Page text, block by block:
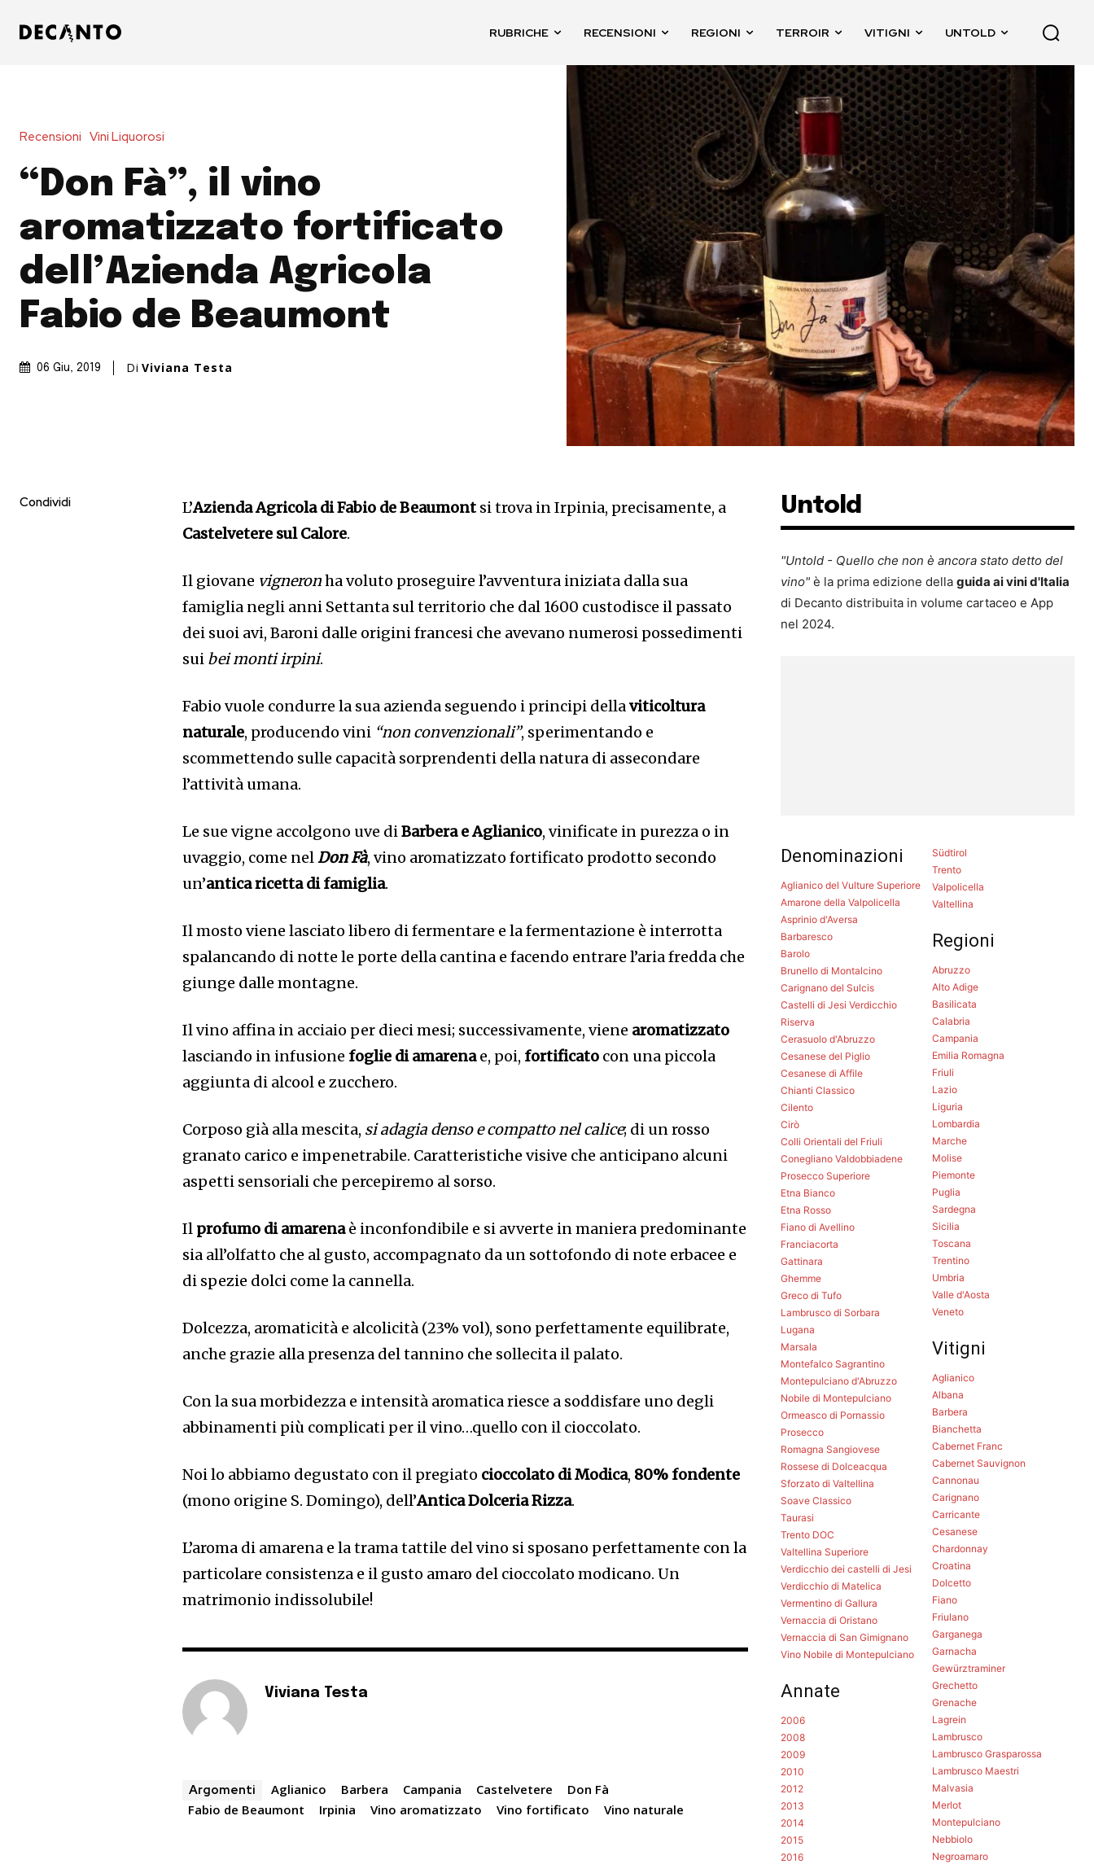
RUBRICHE RECENSIONI REGIONI TERROIR VITIGNI UNTOLD
Recensioni Vini Liquorosi
“Don Fà”, il vino
aromatizzato fortificato
dell’Azienda Agricola
Fabio de Beaumont
06 Giu, 2019 Di Viviana Testa
Condividi L’Azienda Agricola di Fabio de Beaumont si trova in Irpinia, precisamente, a
Castelvetere sul Calore.
Il giovane vigneronha voluto proseguire l’avventura iniziata dalla sua
famiglia negli anni Settanta sul territorio che dal 1600 custodisce il passato
dei suoi avi, Baroni dalle origini francesi che avevano numerosi possedimenti
sui bei monti irpini.
Fabio vuole condurre la sua azienda seguendo i principi dellaviticoltura
naturale, producendo vini “non convenzionali”, sperimentando e
scommettendo sulle capacità sorprendenti della natura di assecondare
l’attività umana.
Le sue vigne accolgono uve diBarbera e Aglianico, vinificate in purezza o in
uvaggio, come nelDon Fà, vino aromatizzato fortificato prodotto secondo
un’antica ricetta di famiglia.
Il mosto viene lasciato libero di fermentare e la fermentazione è interrotta
spalancando di notte le porte della cantina e facendo entrare l’aria fredda che
giunge dalle montagne.
Il vino affina in acciaio per dieci mesi; successivamente, viene aromatizzato
lasciando in infusione foglie di amarenae, poi, fortificato con una piccola
aggiunta di alcool e zucchero.
Corposo già alla mescita, si adagia denso e compatto nel calice; di un rosso
granato carico e impenetrabile. Caratteristiche visive che anticipano alcuni
aspetti sensoriali che percepiremo al sorso.
Il profumo di amarenaè inconfondibile e si avverte in maniera predominante
sia all’olfatto che al gusto, accompagnato da un sottofondo di note erbacee e
di spezie dolci come la cannella.
Dolcezza, aromaticità e alcolicità (23% vol), sono perfettamente equilibrate,
anche grazie alla presenza del tannino che sollecita il palato.
Con la sua morbidezza e intensità aromatica riesce a soddisfare uno degli
abbinamenti più complicati per il vino…quello con il cioccolato.
Noi lo abbiamo degustato con il pregiato cioccolato di Modica, 80% fondente
(mono origine S. Domingo), dell’Antica Dolceria Rizza.
L’aroma di amarena e la trama tattile del vino si sposano perfettamente con la
particolare consistenza e il gusto amaro del cioccolato modicano. Un
matrimonio indissolubile!
Viviana Testa
Argomenti Aglianico Barbera Campania Castelvetere
Don Fà
Fabio de Beaumont
Irpinia Vino aromatizzato Vino fortificato Vino naturale
Untold
"Untold - Quello che non è ancora stato detto del
vino" è la prima edizione dellaguida ai vini d'Italia
di Decanto distribuita in volume cartaceo e App
nel 2024.
Denominazioni
Aglianico del Vulture Superiore
Amarone della Valpolicella
Asprinio d'Aversa
Barbaresco
Barolo
Brunello di Montalcino
Carignano del Sulcis
Castelli di Jesi Verdicchio
Riserva
Cerasuolo d'Abruzzo
Cesanese del Piglio
Cesanese di Affile
Chianti Classico
Cilento
Cirò
Colli Orientali del Friuli
Conegliano Valdobbiadene
Prosecco Superiore
Etna Bianco
Etna Rosso
Fiano di Avellino
Franciacorta
Gattinara
Ghemme
Greco di Tufo
Lambrusco di Sorbara
Lugana
Marsala
Montefalco Sagrantino
Montepulciano d'Abruzzo
Nobile di Montepulciano
Ormeasco di Pornassio
Prosecco
Romagna Sangiovese
Rossese di Dolceacqua
Sforzato di Valtellina
Soave Classico
Taurasi
Trento DOC
Valtellina Superiore
Verdicchio dei castelli di Jesi
Verdicchio di Matelica
Vermentino di Gallura
Vernaccia di Oristano
Vernaccia di San Gimignano
Vino Nobile di Montepulciano
Annate
2006
2008
2009
2010
2012
2013
2014
2015
2016
Südtirol
Trento
Valpolicella
Valtellina
Regioni
Abruzzo
Alto Adige
Basilicata
Calabria
Campania
Emilia Romagna
Friuli
Lazio
Liguria
Lombardia
Marche
Molise
Piemonte
Puglia
Sardegna
Sicilia
Toscana
Trentino
Umbria
Valle d'Aosta
Veneto
Vitigni
Aglianico
Albana
Barbera
Bianchetta
Cabernet Franc
Cabernet Sauvignon
Cannonau
Carignano
Carricante
Cesanese
Chardonnay
Croatina
Dolcetto
Fiano
Friulano
Garganega
Garnacha
Gewürztraminer
Grechetto
Grenache
Lagrein
Lambrusco
Lambrusco Grasparossa
Lambrusco Maestri
Malvasia
Merlot
Montepulciano
Nebbiolo
Negroamaro